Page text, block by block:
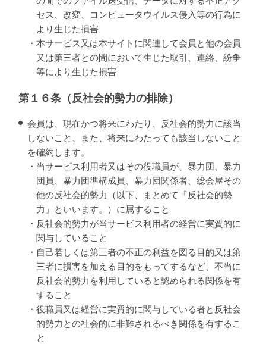
セス、改変、コンピュータウイルス侵入等の行為に
より生じた損害
・本サービス又は本サイトに関連して会員と他の会員
又は第三者との間において生じた取引、連絡、紛争
等により生じた損害
第１６条（反社会的勢力の排除）
会員は、現在かつ将来にわたり、反社会的勢力に該当
しないこと、また、将来にわたっても該当しないこと
を確約します。
・当サービス利用者又はその役職員が、暴力団、暴力
団員、暴力団準構成員、暴力団関係者、総会屋その
他の反社会的勢力（以下、まとめて「反社会的勢
力」といいます。）に属すること
・反社会的勢力が当サービス利用者の経営に実質的に
関与していること
・自己若しくは第三者の不正の利益を図る目的又は第
三者に損害を加える目的をもってするなど、不当に
反社会的勢力を利用していると認められる関係を有
すること
・役職員又は経営に実質的に関与している者と反社会
的勢力との社会的に非難されるべき関係を有するこ
と